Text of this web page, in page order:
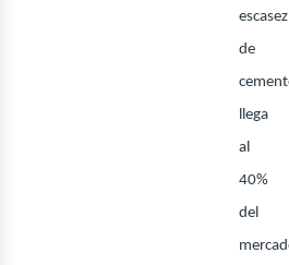
escasez
de
llega
al
40%
del